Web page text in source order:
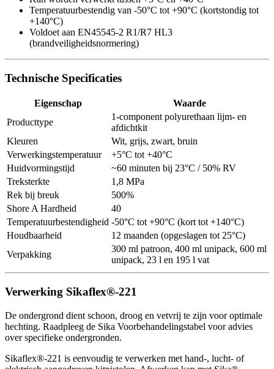
Temperatuurbestendig van -50°C tot +90°C (kortstondig tot
+140°C)
Voldoet aan EN45545-2 R1/R7 HL3
(brandveiligheidsnormering)
Technische Specificaties
Eigenschap
Waarde
Producttype
1-component polyurethaan lijm- en
afdichtkit
Kleuren
Wit, grijs, zwart, bruin
Verwerkingstemperatuur
+5°C tot +40°C
Huidvormingstijd
~60 minuten bij 23°C / 50% RV
Treksterkte
1,8 MPa
Rek bij breuk
500%
Shore A Hardheid
40
Temperatuurbestendigheid -50°C tot +90°C (kort tot +140°C)
Houdbaarheid
12 maanden (opgeslagen tot 25°C)
Verpakking
300 ml patroon, 400 ml unipack, 600 ml
unipack, 23 l en 195 l vat
Verwerking Sikaflex®-221
De ondergrond dient schoon, droog en vetvrij te zijn voor optimale
hechting. Raadpleeg de Sika Voorbehandelingstabel voor advies
over specifieke ondergronden.
Sikaflex®-221 is eenvoudig te verwerken met hand-, lucht- of